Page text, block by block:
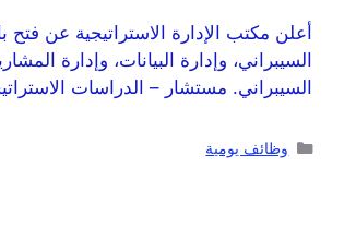
أعلن مكتب الإدارة الاستراتيجية عن
السيبراني، وإدارة البيانات، وإدارة
السيبراني. مستشار – الدراسات
وظائف يومية